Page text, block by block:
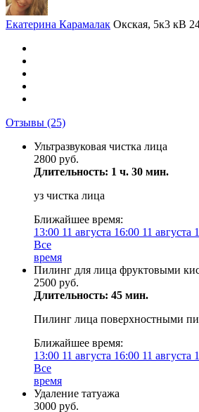
Екатерина Карамалак Окская, 5к3 кВ
Отзывы (25)
Ультразвуковая чистка лица
2800 руб.
Длительность: 1 ч. 30 мин.
уз чистка лица
Ближайшее время:
13:00 11 августа 16:00 11 августа
Все
время
Пилинг для лица фруктовыми
2500 руб.
Длительность: 45 мин.
Пилинг лица поверхностными
Ближайшее время:
13:00 11 августа 16:00 11 августа
Все
время
Удаление татуажа
3000 руб.